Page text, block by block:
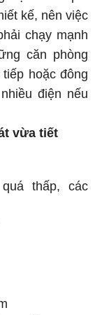
kế, nên việc
chạy mạnh
căn phòng
hoặc đông
điện nếu
vừa tiết
thấp, các